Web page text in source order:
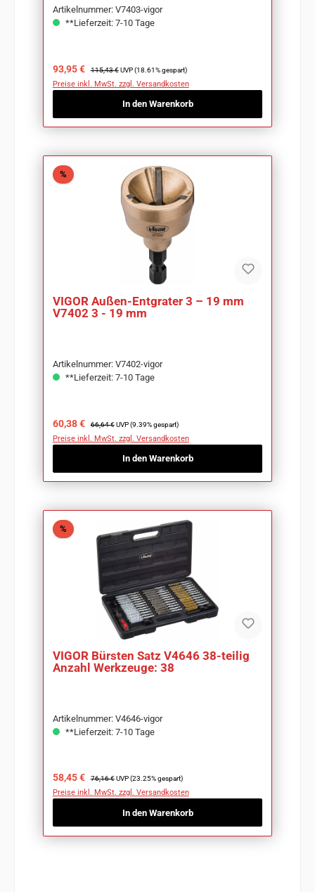
Artikelnummer: V7403-vigor
**Lieferzeit: 7-10 Tage
Verkaufspreis:
93,95 € Regulärer Preis:
115,43 € UVP (18.61% gespart)
Preise inkl. MwSt. zzgl. Versandkosten
In den Warenkorb
%Rabatt
VIGOR Außen-Entgrater 3 – 19 mm
V7402 3 - 19 mm
Artikelnummer: V7402-vigor
**Lieferzeit: 7-10 Tage
Verkaufspreis:
60,38 € Regulärer Preis:
66,64 € UVP (9.39% gespart)
Preise inkl. MwSt. zzgl. Versandkosten
In den Warenkorb
%Rabatt
VIGOR Bürsten Satz V4646 38-teilig
Anzahl Werkzeuge: 38
Artikelnummer: V4646-vigor
**Lieferzeit: 7-10 Tage
Verkaufspreis:
58,45 € Regulärer Preis:
76,16 € UVP (23.25% gespart)
Preise inkl. MwSt. zzgl. Versandkosten
In den Warenkorb